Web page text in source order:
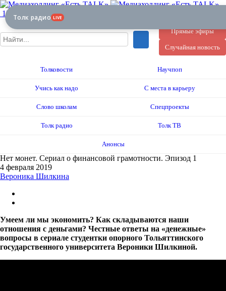
12+
Прямые эфиры
Случайная новость
Толковости Научпоп
Учись как надо С места в карьеру
Слово школам Спецпроекты
Толк радио Толк ТВ
Анонсы
Нет монет. Сериал о финансовой грамотности. Эпизод 1
4 февраля 2019
Вероника Шилкина
Умеем ли мы экономить? Как складываются наши
отношения с деньгами? Честные ответы на «денежные»
вопросы в сериале студентки опорного Тольяттинского
государственного университета Вероники Шилкиной.
Толк радио LIVE